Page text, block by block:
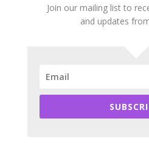
Join our mailing list to
and updates